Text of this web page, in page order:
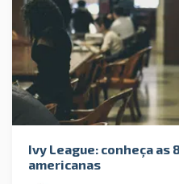
Ivy League: conheça as
americanas